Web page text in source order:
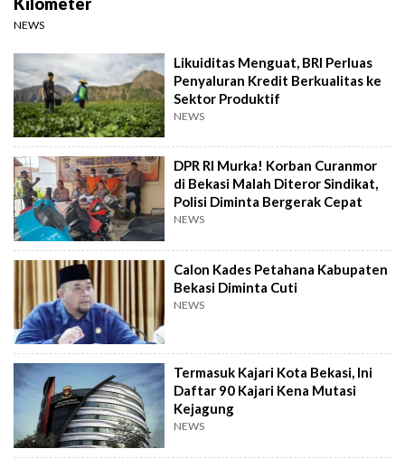
NEWS
Likuiditas Menguat, BRI Perluas
Penyaluran Kredit Berkualitas ke
Sektor Produktif
NEWS
DPR RI Murka! Korban Curanmor
di Bekasi Malah Diteror Sindikat,
Polisi Diminta Bergerak Cepat
NEWS
Calon Kades Petahana Kabupaten
Bekasi Diminta Cuti
NEWS
Termasuk Kajari Kota Bekasi, Ini
Daftar 90 Kajari Kena Mutasi
Kejagung
NEWS